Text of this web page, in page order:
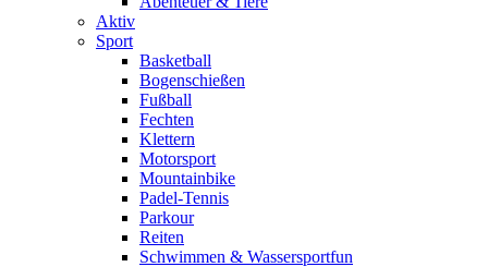
Aktiv
Sport
Basketball
Bogenschießen
Fußball
Fechten
Klettern
Motorsport
Mountainbike
Padel-Tennis
Parkour
Reiten
Schwimmen & Wassersportfun